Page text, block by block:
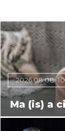
2026.08.08.
Ma (is) a